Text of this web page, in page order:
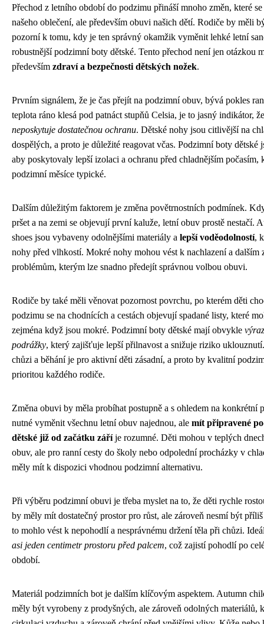
Přechod z letního období do podzimu přináší mnoho změn, které
našeho oblečení, ale především obuvi našich dětí. Rodiče by měli
pozorní k tomu, kdy je ten správný okamžik vyměnit lehké letní
robustnější podzimní boty dětské. Tento přechod není jen otázkou
především zdraví a bezpečnosti dětských nožek.
Prvním signálem, že je čas přejít na podzimní obuv, bývá pokles
teplota ráno klesá pod patnáct stupňů Celsia, je to jasný indikátor,
neposkytuje dostatečnou ochranu. Dětské nohy jsou citlivější na
dospělých, a proto je důležité reagovat včas. Podzimní boty dětské
aby poskytovaly lepší izolaci a ochranu před chladnějším počasím,
podzimní měsíce typické.
Dalším důležitým faktorem je změna povětrnostních podmínek.
pršet a na zemi se objevují první kaluže, letní obuv prostě nestačí.
shoes jsou vybaveny odolnějšími materiály a lepší voděodolností,
nohy před vlhkostí. Mokré nohy mohou vést k nachlazení a dalším
problémům, kterým lze snadno předejít správnou volbou obuvi.
Rodiče by také měli věnovat pozornost povrchu, po kterém děti
podzimu se na chodnících a cestách objevují spadané listy, které
zejména když jsou mokré. Podzimní boty dětské mají obvykle
podrážky, který zajišťuje lepší přilnavost a snižuje riziko
chůzi a běhání je pro aktivní děti zásadní, a proto by kvalitní
prioritou každého rodiče.
Změna obuvi by měla probíhat postupně a s ohledem na konkrétní
nutné vyměnit všechnu letní obuv najednou, ale mít připravené
dětské již od začátku záříje rozumné. Děti mohou v teplých
obuv, ale pro ranní cesty do školy nebo odpolední procházky v
měly mít k dispozici vhodnou podzimní alternativu.
Při výběru podzimní obuvi je třeba myslet na to, že děti rychle
by měly mít dostatečný prostor pro růst, ale zároveň nesmí být
to mohlo vést k nepohodlí a nesprávnému držení těla při chůzi.
asi jeden centimetr prostoru před palcem, což zajistí pohodlí po
období.
Materiál podzimních bot je dalším klíčovým aspektem. Autumn
měly být vyrobeny z prodyšných, ale zároveň odolných materiálů,